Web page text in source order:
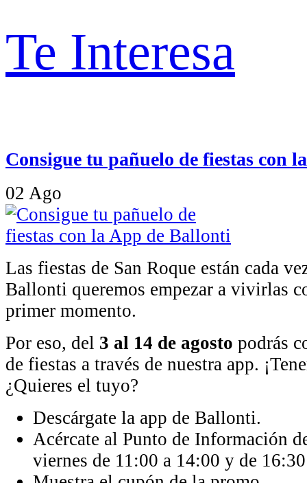
Te Interesa
Consigue tu pañuelo de fiestas con
02 Ago
Las fiestas de San Roque están cada
Ballonti queremos empezar a vivirlas
primer momento.
Por eso, del 3 al 14 de agosto podrás
de fiestas a través de nuestra app.
¿Quieres el tuyo?
Descárgate la app de Ballonti.
Acércate al Punto de Información
viernes de 11:00 a 14:00 y de